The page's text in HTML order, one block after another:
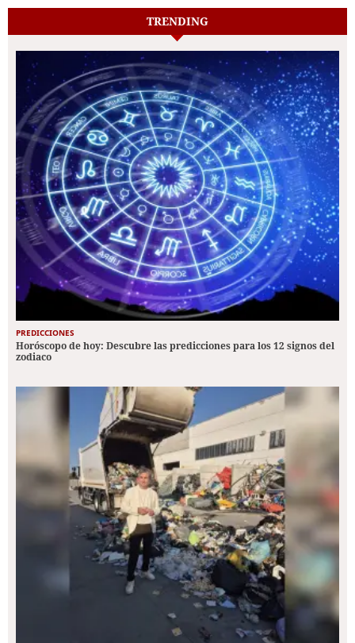
TRENDING
PREDICCIONES
Horóscopo de hoy: Descubre las predicciones para los 12 signos del
zodiaco